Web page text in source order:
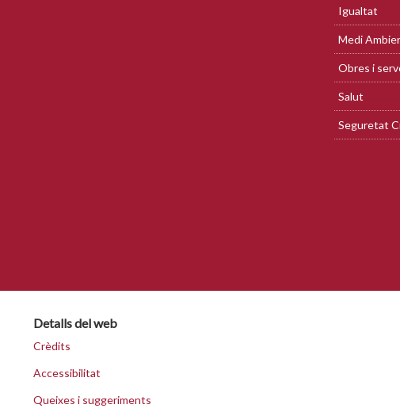
Igualtat
Medi
Obres i
Salut
Seguretat
Detalls del web
Crèdits
Accessibilitat
Queixes i suggeriments